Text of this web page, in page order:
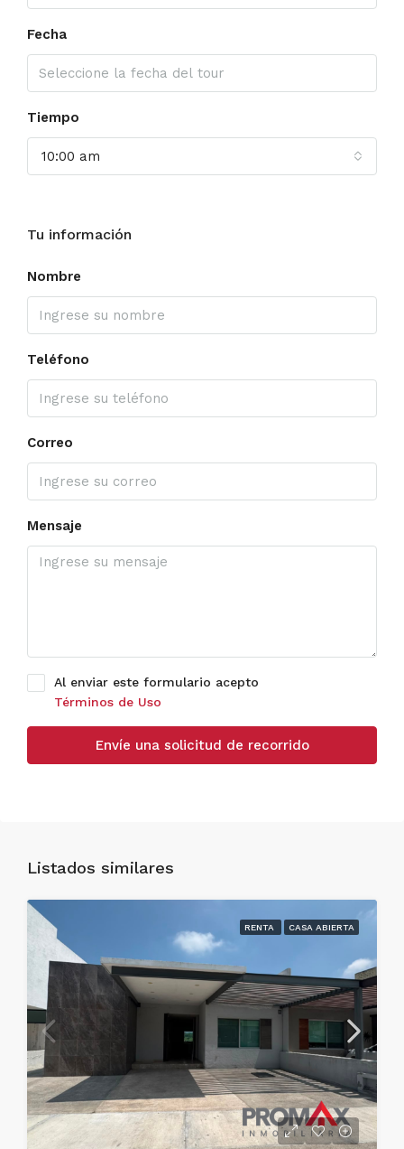
Fecha
Tiempo
10:00 am
Tu información
Nombre
Teléfono
Correo
Mensaje
Al enviar este formulario acepto
Términos de Uso
Envíe una solicitud de recorrido
Listados similares
RENTA CASA ABIERTA